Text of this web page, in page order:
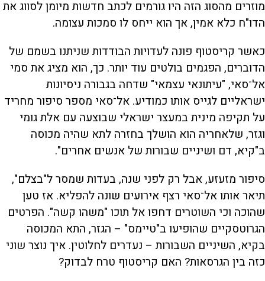
מוזרים מהסוג הזה היו גורמים לכתב חדשות מיומן לסווג את
הדו"ח כלא אמין, אך הוא ייחס לו סמכות עצומה.
כאשר קריסטוף פונה לעדויות הבודדות שניתנו בשמם של
הדוברים, הפגמים בולטים עוד יותר. כך, הוא מציג את סמי
אל־סאי, "עיתונאי עצמאי" שדחה בגבורה ניסיונות
ישראליים לגייס אותו כמודיע. אל־סאי מספר סיפור מחריד
על תקיפה מינית במעצר ישראלי שבוצעה עם אלת גומי
וגזר, שלאחריה הוא הושלך בחזרה לתא שהיה מכוסה
ב"קיא, דם ושיניים שבורות של אנשים אחרים".
סיפור מזעזע, אבל רק לפני שנה, בעדות שמסר ל"בצלם",
תיאר אותו אל־סאי רצף אירועים שונה להפליא. אז טען
שהוכה וכי השוטרים דחפו אל תוכו "משהו קשה". הפרטים
הגרוטסקיים שהופיעו ב"טיימס" – הגזר, התא המכוסה
בקיא, השיניים השבורות – נעדרים לחלוטין. איך נוצר שוני
כזה בין הגרסאות? האם קריסטוף טרח לבדוק?